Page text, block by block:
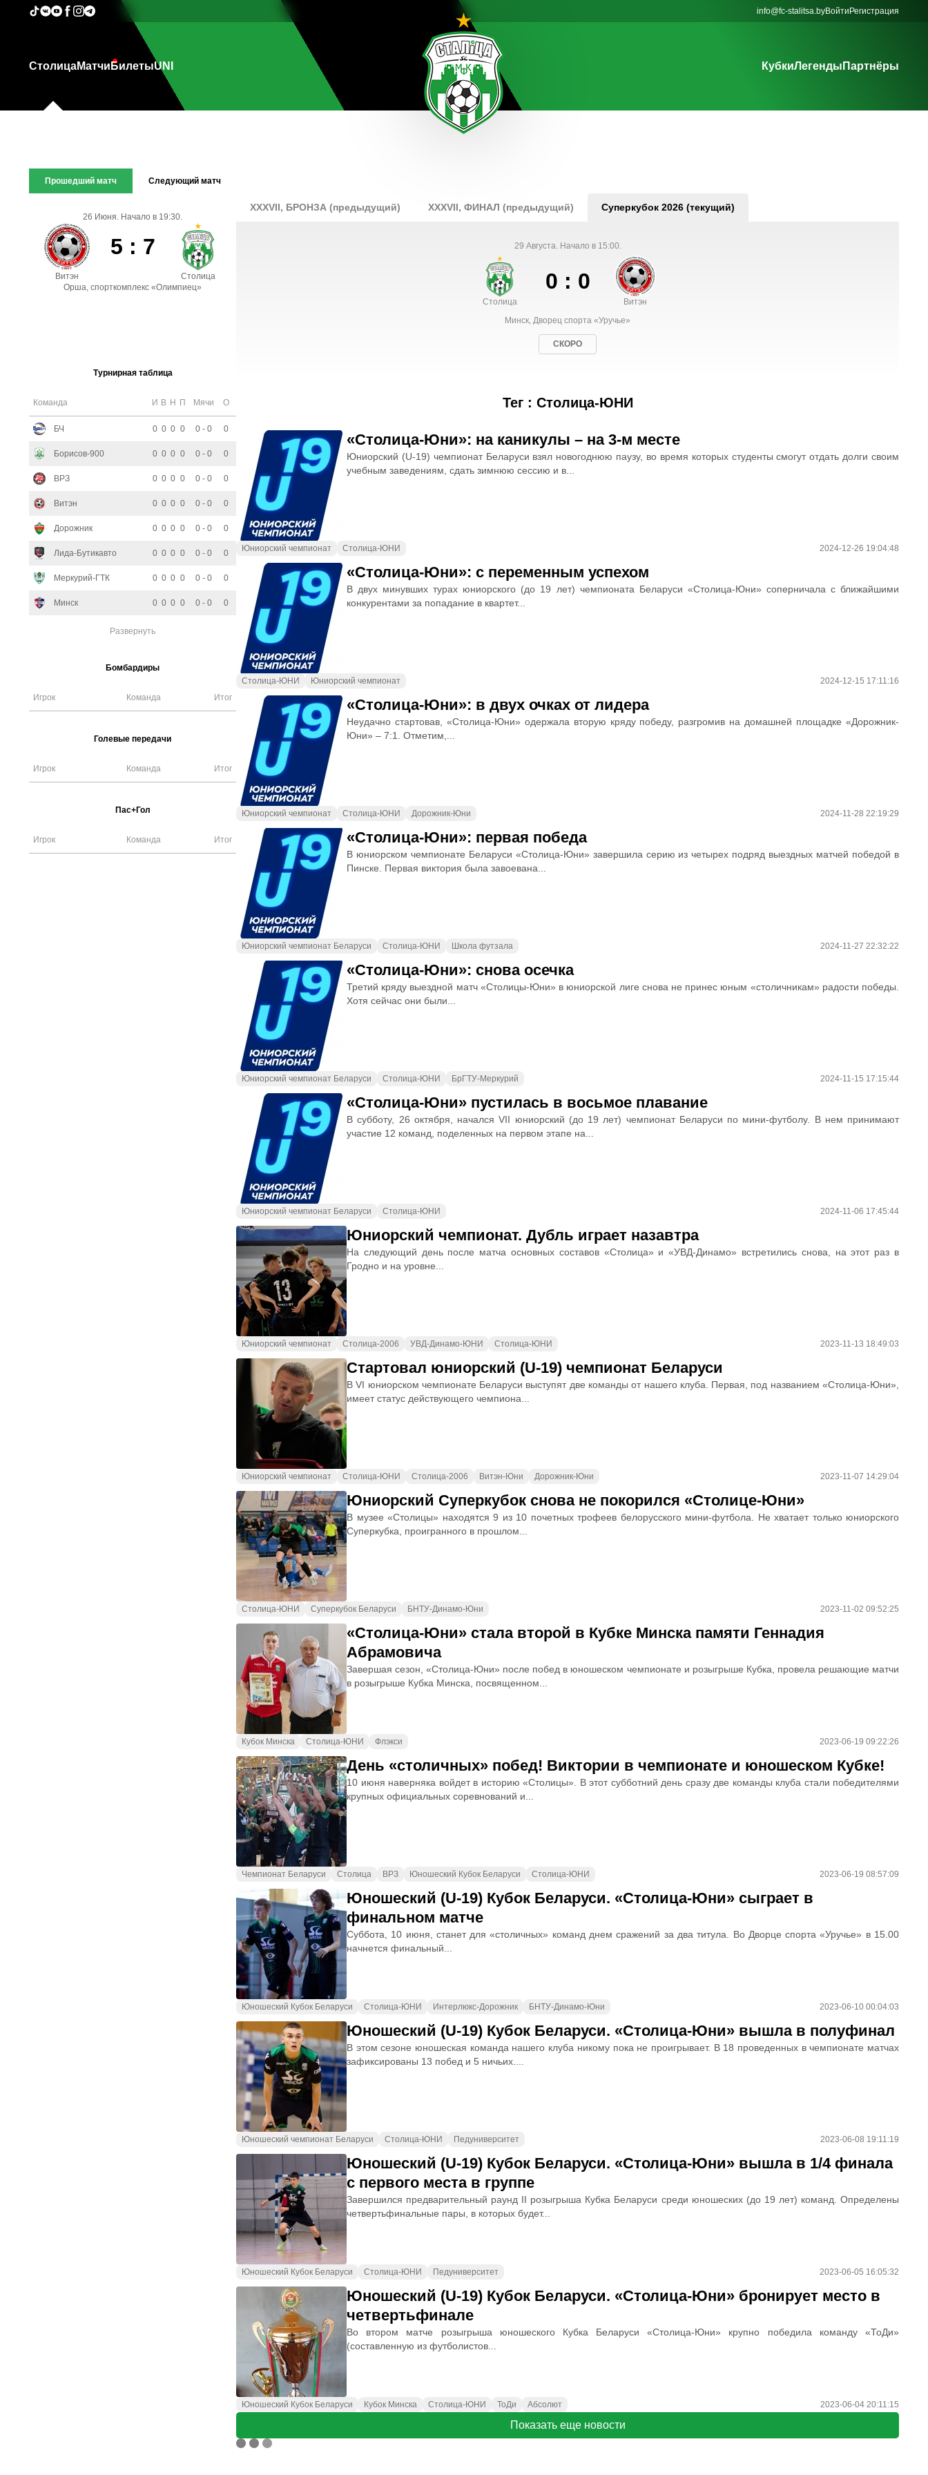
info@fc-stalitsa.byВойти Регистрация
СтолицаМатчи БилетыUNI КубкиЛегенды Партнёры
Прошедший матч Следующий матч
26 Июня. Начало в 19:30.
5 : 7
Витэн
Столица
Орша, спорткомплекс «Олимпиец»
Турнирная таблица
Команда И В Н П Мячи О
БЧ 0 0 0 0 0 - 0 0
Борисов-900 0 0 0 0 0 - 0 0
ВРЗ 0 0 0 0 0 - 0 0
Витэн 0 0 0 0 0 - 0 0
Дорожник 0 0 0 0 0 - 0 0
Лида-Бутикавто 0 0 0 0 0 - 0 0
Меркурий-ГТК 0 0 0 0 0 - 0 0
Минск 0 0 0 0 0 - 0 0
Развернуть
Бомбардиры
Игрок Команда Итог
Голевые передачи
Игрок Команда Итог
Пас+Гол
Игрок Команда Итог
XXXVII, БРОНЗА (предыдущий) XXXVII, ФИНАЛ (предыдущий) Суперкубок 2026 (текущий)
29 Августа. Начало в 15:00.
Столица
0 : 0
Витэн
Минск, Дворец спорта «Уручье»
СКОРО
Тег : Столица-ЮНИ
«Столица-Юни»: на каникулы – на 3-м месте
Юниорский (U-19) чемпионат Беларуси взял новогоднюю паузу, во время которых студенты смогут отдать долги своим
учебным заведениям, сдать зимнюю сессию и в...
Юниорский чемпионат Столица-ЮНИ 2024-12-26 19:04:48
«Столица-Юни»: с переменным успехом
В двух минувших турах юниорского (до 19 лет) чемпионата Беларуси «Столица-Юни» соперничала с ближайшими
конкурентами за попадание в квартет...
Столица-ЮНИ Юниорский чемпионат 2024-12-15 17:11:16
«Столица-Юни»: в двух очках от лидера
Неудачно стартовав, «Столица-Юни» одержала вторую кряду победу, разгромив на домашней площадке «Дорожник-
Юни» – 7:1. Отметим,...
Юниорский чемпионат Столица-ЮНИ Дорожник-Юни 2024-11-28 22:19:29
«Столица-Юни»: первая победа
В юниорском чемпионате Беларуси «Столица-Юни» завершила серию из четырех подряд выездных матчей победой в
Пинске. Первая виктория была завоевана...
Юниорский чемпионат Беларуси Столица-ЮНИ Школа футзала 2024-11-27 22:32:22
«Столица-Юни»: снова осечка
Третий кряду выездной матч «Столицы-Юни» в юниорской лиге снова не принес юным «столичникам» радости победы.
Хотя сейчас они были...
Юниорский чемпионат Беларуси Столица-ЮНИ БрГТУ-Меркурий 2024-11-15 17:15:44
«Столица-Юни» пустилась в восьмое плавание
В субботу, 26 октября, начался VII юниорский (до 19 лет) чемпионат Беларуси по мини-футболу. В нем принимают
участие 12 команд, поделенных на первом этапе на...
Юниорский чемпионат Беларуси Столица-ЮНИ 2024-11-06 17:45:44
Юниорский чемпионат. Дубль играет назавтра
На следующий день после матча основных составов «Столица» и «УВД-Динамо» встретились снова, на этот раз в
Гродно и на уровне...
Юниорский чемпионат Столица-2006 УВД-Динамо-ЮНИ Столица-ЮНИ 2023-11-13 18:49:03
Стартовал юниорский (U-19) чемпионат Беларуси
В VI юниорском чемпионате Беларуси выступят две команды от нашего клуба. Первая, под названием «Столица-Юни»,
имеет статус действующего чемпиона...
Юниорский чемпионат Столица-ЮНИ Столица-2006 Витэн-Юни Дорожник-Юни 2023-11-07 14:29:04
Юниорский Суперкубок снова не покорился «Столице-Юни»
В музее «Столицы» находятся 9 из 10 почетных трофеев белорусского мини-футбола. Не хватает только юниорского
Суперкубка, проигранного в прошлом...
Столица-ЮНИ Суперкубок Беларуси БНТУ-Динамо-Юни 2023-11-02 09:52:25
«Столица-Юни» стала второй в Кубке Минска памяти Геннадия
Абрамовича
Завершая сезон, «Столица-Юни» после побед в юношеском чемпионате и розыгрыше Кубка, провела решающие матчи
в розыгрыше Кубка Минска, посвященном...
Кубок Минска Столица-ЮНИ Флэкси 2023-06-19 09:22:26
День «столичных» побед! Виктории в чемпионате и юношеском Кубке!
10 июня наверняка войдет в историю «Столицы». В этот субботний день сразу две команды клуба стали победителями
крупных официальных соревнований и...
Чемпионат Беларуси Столица ВРЗ Юношеский Кубок Беларуси Столица-ЮНИ 2023-06-19 08:57:09
Юношеский (U-19) Кубок Беларуси. «Столица-Юни» сыграет в
финальном матче
Суббота, 10 июня, станет для «столичных» команд днем сражений за два титула. Во Дворце спорта «Уручье» в 15.00
начнется финальный...
Юношеский Кубок Беларуси Столица-ЮНИ Интерлюкс-Дорожник БНТУ-Динамо-Юни 2023-06-10 00:04:03
Юношеский (U-19) Кубок Беларуси. «Столица-Юни» вышла в полуфинал
В этом сезоне юношеская команда нашего клуба никому пока не проигрывает. В 18 проведенных в чемпионате матчах
зафиксированы 13 побед и 5 ничьих....
Юношеский чемпионат Беларуси Столица-ЮНИ Педуниверситет 2023-06-08 19:11:19
Юношеский (U-19) Кубок Беларуси. «Столица-Юни» вышла в 1/4 финала
с первого места в группе
Завершился предварительный раунд II розыгрыша Кубка Беларуси среди юношеских (до 19 лет) команд. Определены
четвертьфинальные пары, в которых будет...
Юношеский Кубок Беларуси Столица-ЮНИ Педуниверситет 2023-06-05 16:05:32
Юношеский (U-19) Кубок Беларуси. «Столица-Юни» бронирует место в
четвертьфинале
Во втором матче розыгрыша юношеского Кубка Беларуси «Столица-Юни» крупно победила команду «ТоДи»
(составленную из футболистов...
Юношеский Кубок Беларуси Кубок Минска Столица-ЮНИ ТоДи Абсолют 2023-06-04 20:11:15
Показать еще новости